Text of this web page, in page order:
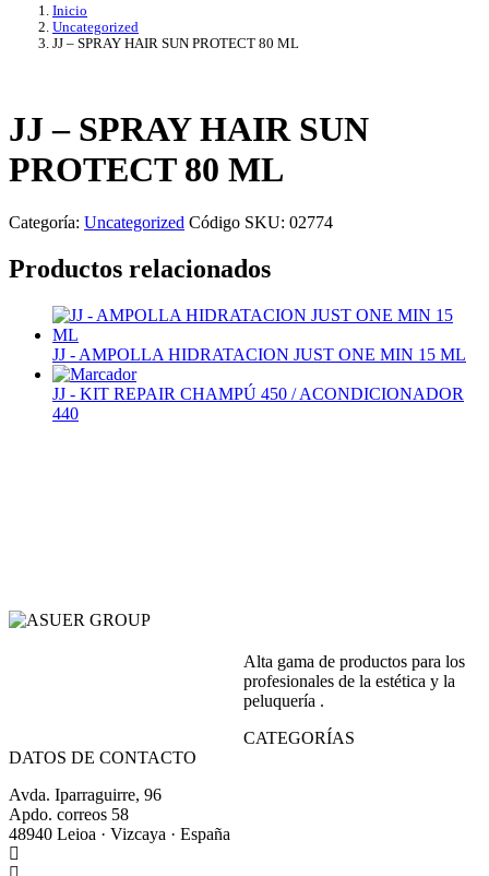
Inicio
Uncategorized
JJ – SPRAY HAIR SUN PROTECT 80 ML
JJ – SPRAY HAIR SUN
PROTECT 80 ML
Categoría: Uncategorized Código SKU: 02774
Productos relacionados
JJ - AMPOLLA HIDRATACION JUST ONE MIN 15 ML
JJ - KIT REPAIR CHAMPÚ 450 / ACONDICIONADOR
440
Alta gama de productos para los
profesionales de la estética y la
peluquería .
CATEGORÍAS
DATOS DE CONTACTO
Avda. Iparraguirre, 96
Apdo. correos 58
48940 Leioa · Vizcaya · España